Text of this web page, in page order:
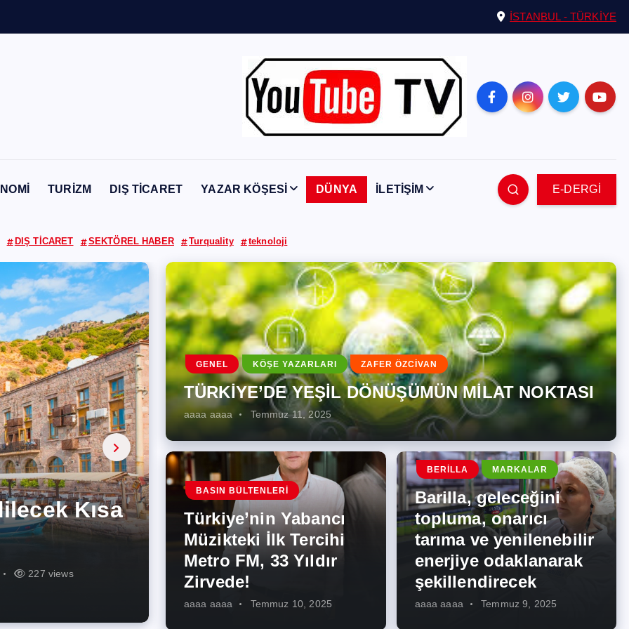
İSTANBUL - TÜRKİYE
TURİZM DIŞ TİCARET YAZAR KÖŞESİ DÜNYA İLETİŞİM E-DERGİ
DIŞ TİCARET SEKTÖREL HABER Turquality teknoloji
344 views
İlk
Zirvede!
273 views
onarıcı
275 views
Enerji
İş
287 views
Kısa
227 views
Artması
262 views
GENEL KÖŞE YAZARLARI ZAFER ÖZCİVAN
TÜRKİYE’DE YEŞİL DÖNÜŞÜMÜN MİLAT NOKTASI
aaaa aaaa Temmuz 11, 2025
BASIN BÜLTENLERI
Türkiye’nin Yabancı
Müzikteki İlk Tercihi
Metro FM, 33 Yıldır
Zirvede!
aaaa aaaa Temmuz 10, 2025
BERILLA MARKALAR
Barilla, geleceğini
topluma, onarıcı
tarıma ve yenilenebilir
enerjiye odaklanarak
şekillendirecek
aaaa aaaa Temmuz 9, 2025